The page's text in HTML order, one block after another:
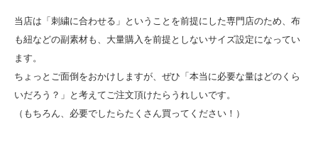
当店は「刺繍に合わせる」ということを前提にした専門店のため、布
も紐などの副素材も、大量購入を前提としないサイズ設定になってい
ます。
ちょっとご面倒をおかけしますが、ぜひ「本当に必要な量はどのくら
いだろう？」と考えてご注文頂けたらうれしいです。
（もちろん、必要でしたらたくさん買ってください！）